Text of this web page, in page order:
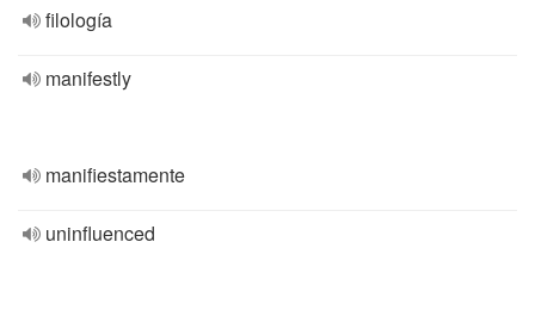
filología
manifestly
manifiestamente
uninfluenced